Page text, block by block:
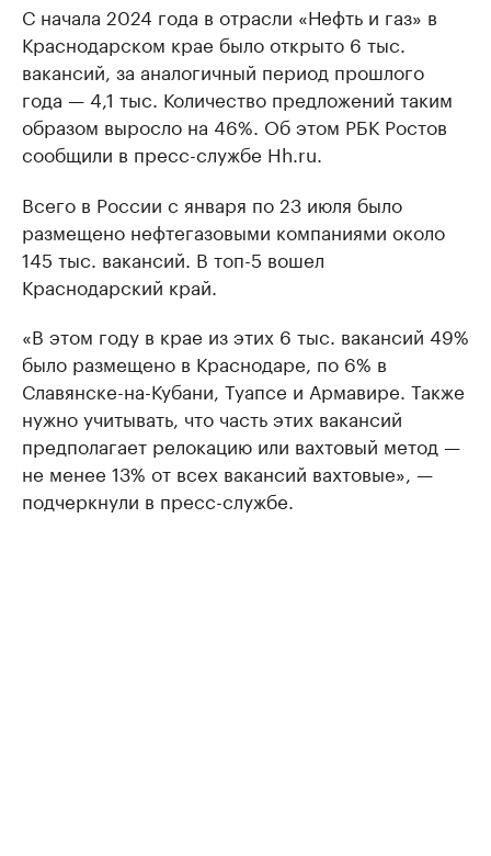
С начала 2024 года в отрасли «Нефть и газ» в
Краснодарском крае было открыто 6 тыс.
вакансий, за аналогичный период прошлого
года — 4,1 тыс. Количество предложений таким
образом выросло на 46%. Об этом РБК Ростов
сообщили в пресс-службе Hh.ru.
Всего в России с января по 23 июля было
размещено нефтегазовыми компаниями около
145 тыс. вакансий. В топ-5 вошел
Краснодарский край.
«В этом году в крае из этих 6 тыс. вакансий 49%
было размещено в Краснодаре, по 6% в
Славянске-на-Кубани, Туапсе и Армавире. Также
нужно учитывать, что часть этих вакансий
предполагает релокацию или вахтовый метод —
не менее 13% от всех вакансий вахтовые», —
подчеркнули в пресс-службе.